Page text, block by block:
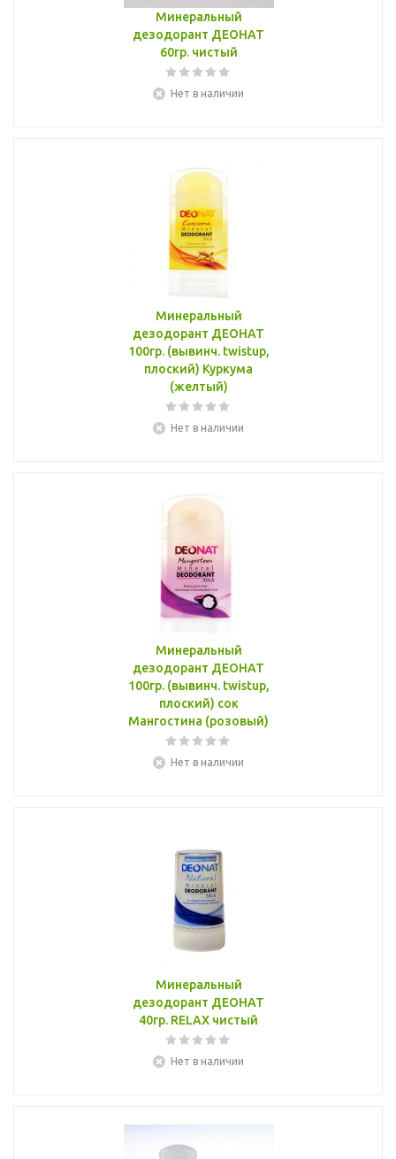
Минеральный
дезодорант ДЕОНАТ
60гр. чистый
Нет в наличии
Минеральный
дезодорант ДЕОНАТ
100гр. (вывинч. twistup,
плоский) Куркума
(желтый)
Нет в наличии
Минеральный
дезодорант ДЕОНАТ
100гр. (вывинч. twistup,
плоский) сок
Мангостина (розовый)
Нет в наличии
Минеральный
дезодорант ДЕОНАТ
40гр. RELAX чистый
Нет в наличии